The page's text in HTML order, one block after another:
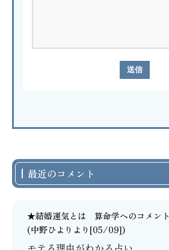
最近のコメント
★結婚運気とは 算命学へのコメント
(中野ひよりより[05/09])